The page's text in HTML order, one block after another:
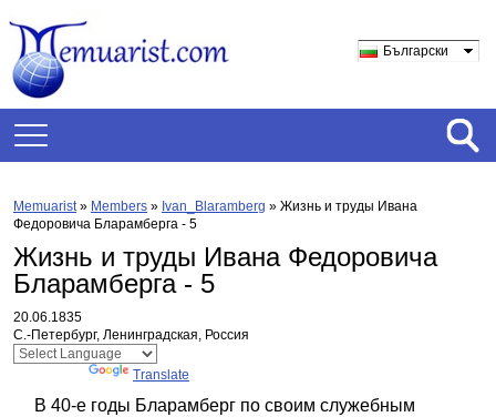
Български
Memuarist» Members » Ivan_Blaramberg » Жизнь и труды Ивана
Федоровича Бларамберга - 5
Жизнь и труды Ивана Федоровича
Бларамберга - 5
20.06.1835
С.-Петербург, Ленинградская, Россия
Translate
В 40-е годы Бларамберг по своим служебным